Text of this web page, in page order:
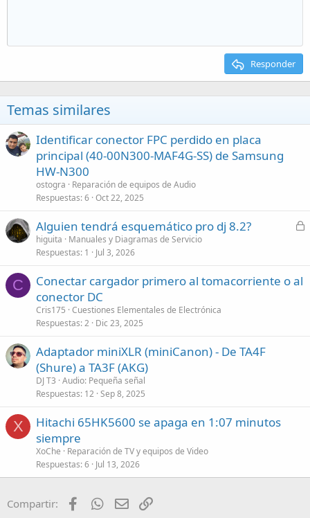
Responder
Temas similares
Identificar conector FPC perdido en placa
principal (40-00N300-MAF4G-SS) de Samsung
HW-N300
ostogra
Reparación de equipos de Audio
Respuestas 6 Oct 22, 2025
C
Alguien tendrá esquemático pro dj 8.2?
higuita
Manuales y Diagramas de Servicio
Respuestas 1 Jul 3, 2026
C
Conectar cargador primero al tomacorriente o al
conector DC
Cris175 Cuestiones Elementales de Electrónica
Respuestas 2 Dic 23, 2025
Adaptador miniXLR (miniCanon) - De TA4F
(Shure) a TA3F (AKG)
DJ T3 Audio: Pequeña señal
Respuestas 12 Sep 8, 2025
X
Hitachi 65HK5600 se apaga en 1:07 minutos
siempre
XoChe
Reparación de TV y equipos de Video
Respuestas 6 Jul 13, 2026
Compartir: FacebookWhatsApp
Email